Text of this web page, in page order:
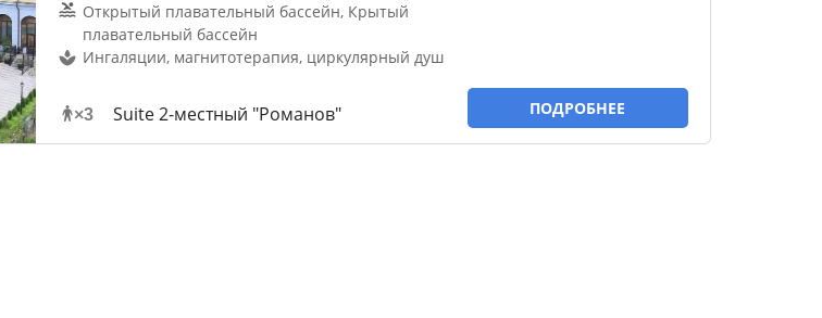
Открытый плавательный бассейн, Крытый
плавательный бассейн
Ингаляции, магнитотерапия, циркулярный душ
×3 Suite 2-местный "Романов" ПОДРОБНЕЕ